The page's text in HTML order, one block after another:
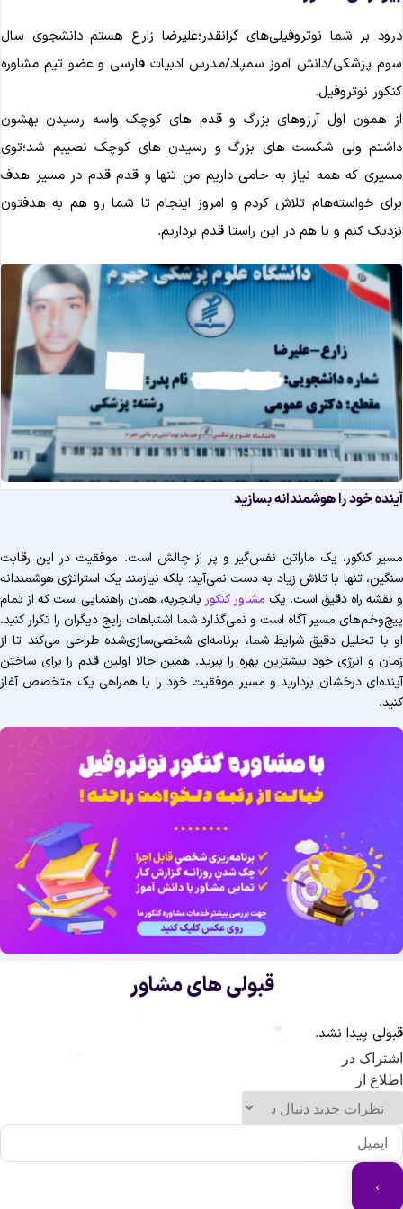
بر شما نوتروفیلی‌های گرانقدر؛علیرضا زارع هستم دانشجوی سال
پزشکی/دانش آموز سمپاد/مدرس ادبیات فارسی و عضو تیم مشاوره
نوتروفیل.
همون اول آرزوهای بزرگ و قدم های کوچک واسه رسیدن بهشون
ولی شکست های بزرگ و رسیدن های کوچک نصیبم شد؛توی
که همه نیاز به حامی داریم من تنها و قدم قدم در مسیر هدف‌
خواسته‌هام تلاش کردم و امروز اینجام تا شما رو هم به هدفتون
کنم و با هم در این راستا قدم برداریم.
خود را هوشمندانه بسازید
کنکور، یک ماراتن نفس‌گیر و پر از چالش است. موفقیت در این رقابت
تنها با تلاش زیاد به دست نمی‌آید؛ بلکه نیازمند یک استراتژی هوشمندانه
راه دقیق است. یکمشاور کنکورباتجربه، همان راهنمایی است که از تمام
مسیر آگاه است و نمی‌گذارد شما اشتباهات رایج دیگران را تکرار کنید.
با تحلیل دقیق شرایط شما، برنامه‌ای شخصی‌سازی‌شده طراحی می‌کند تا از
و انرژی خود بیشترین بهره را ببرید. همین حالا اولین قدم را برای ساختن
درخشان بردارید و مسیر موفقیت خود را با همراهی یک متخصص آغاز
قبولی های مشاور
پیدا نشد.
در
از